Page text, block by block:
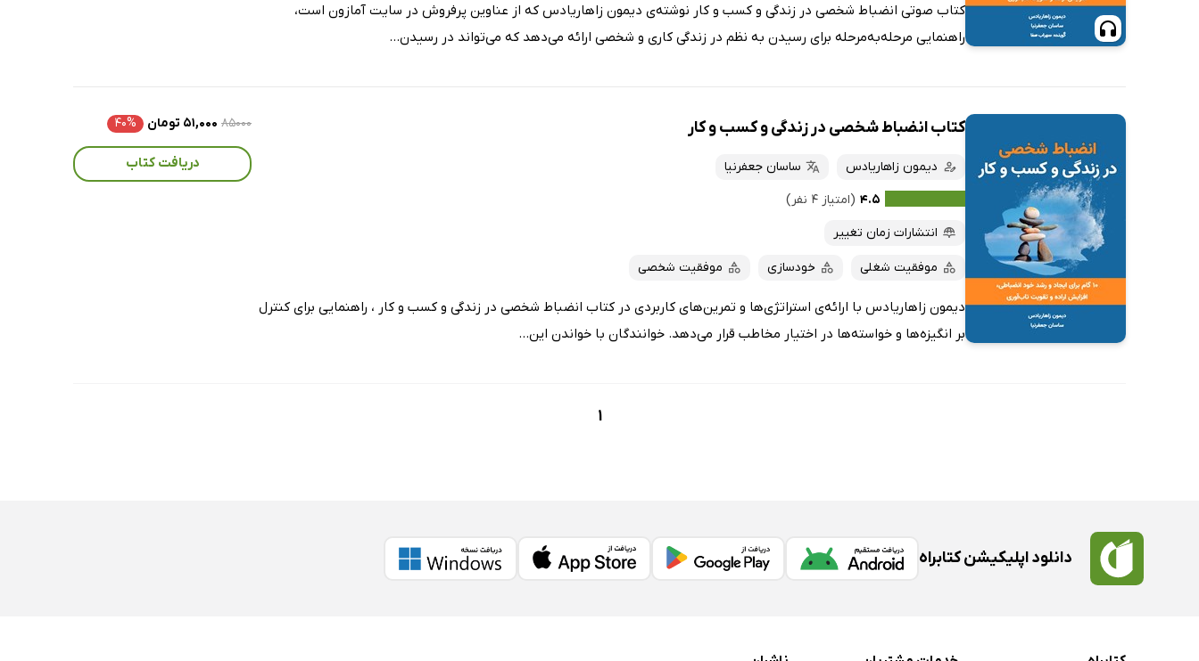
کتاب صوتی انضباط شخصی در زندگی و کسب و کار نوشته‌ی دیمون زاهاریادس که از عناوین پرفروش در سایت آمازون است،
راهنمایی مرحله‌به‌مرحله برای رسیدن به نظم در زندگی کاری و شخصی ارائه می‌دهد که می‌تواند در رسیدن...
کتاب انضباط شخصی در زندگی و کسب و کار
دیمون زاهاریادس
ساسان جعفرنیا
۴.۵ (امتیاز ۴ نفر)
انتشارات زمان تغییر
موفقیت شغلی خودسازی موفقیت شخصی
دیمون زاهاریادس با ارائه‌ی استراتژی‌ها و تمرین‌های کاربردی در کتاب انضباط شخصی در زندگی و کسب و کار ، راهنمایی برای کنترل
بر انگیزه‌ها و خواسته‌ها در اختیار مخاطب قرار می‌دهد. خوانندگان با خواندن این...
۸۵۰۰۰ ۵۱,۰۰۰ تومان ۴۰%
دریافت کتاب
1
دانلود اپلیکیشن کتابراه